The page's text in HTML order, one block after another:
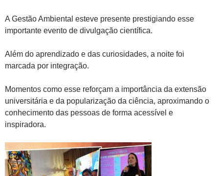
A Gestão Ambiental esteve presente prestigiando esse
importante evento de divulgação científica.
Além do aprendizado e das curiosidades, a noite foi
marcada por integração.
Momentos como esse reforçam a importância da extensão
universitária e da popularização da ciência, aproximando o
conhecimento das pessoas de forma acessível e
inspiradora.